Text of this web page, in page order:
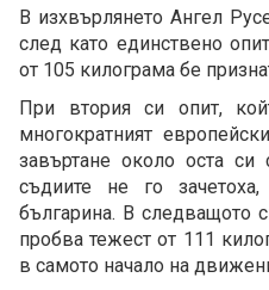
В изхвърлянето Ангел
след като единствено
от 105 килограма бе
При втория си опит,
многократният
завъртане около оста си
съдиите не го
българина. В следващото
пробва тежест от 111
в самото начало на